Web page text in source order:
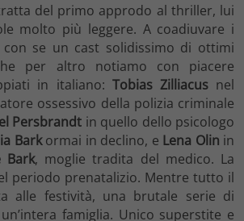
del primo approdo al thriller, lui
molto più leggere. A coadiuvare i
se un cast solidissimo di ottimi
per altro notiamo con piacere
in italiano: Tobias Zilliacusnel
ossessivo della polizia criminale
Persbrandt in quello dello psicologo
Barkormai in declino, e Lena Olin in
Bark, moglie tradita del medico. La
periodo prenatalizio. Mentre tutto il
alle festività, una brutale serie di
famiglia. Unico superstite e